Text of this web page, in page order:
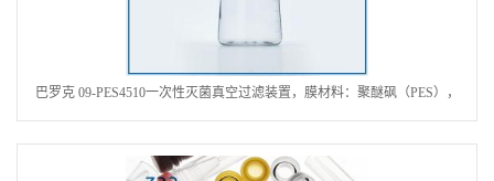
巴罗克 09-PES4510一次性灭菌真空过滤装置，膜材料：聚醚砜（PES），
孔径0.45μm